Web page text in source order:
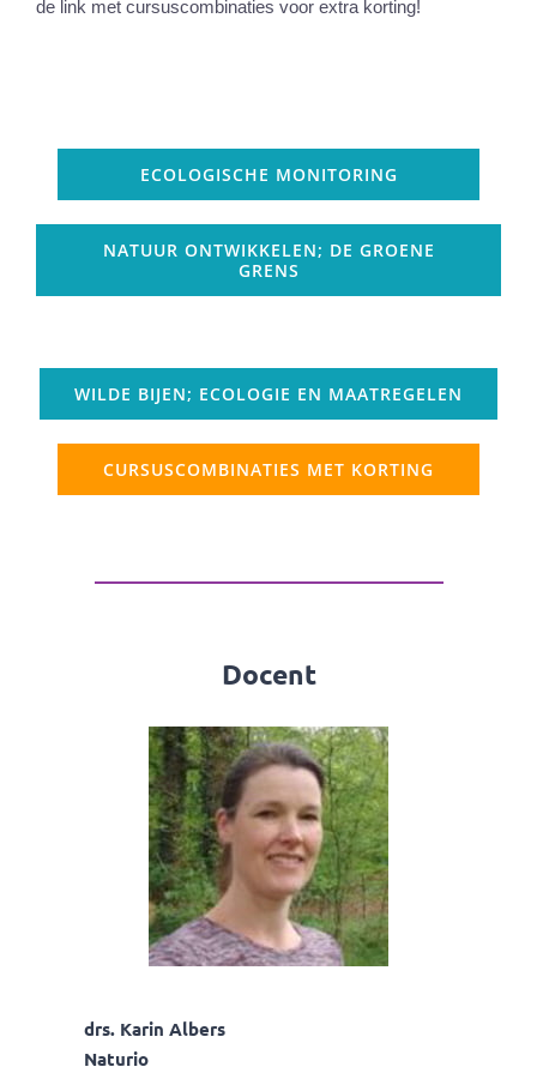
de link met cursuscombinaties voor extra korting!
ECOLOGISCHE MONITORING
NATUUR ONTWIKKELEN; DE GROENE
GRENS
WILDE BIJEN; ECOLOGIE EN MAATREGELEN
CURSUSCOMBINATIES MET KORTING
Docent
drs. Karin Albers
Naturio